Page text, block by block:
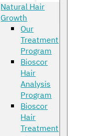
Natural Hair
Growth
Our
Treatment
Program
Bioscor
Hair
Analysis
Program
Bioscor
Hair
Treatment